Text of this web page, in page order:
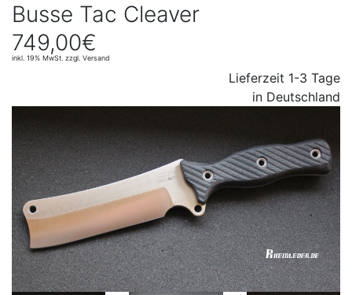
Busse Tac Cleaver
749,00€
inkl. 19% MwSt. zzgl. Versand
Lieferzeit 1-3 Tage
in Deutschland